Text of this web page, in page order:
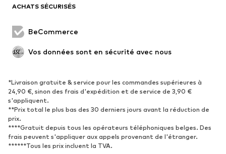
Occasions spéciales
Nouveautés
Tendance
Baskets
Escarpins et talons hauts
Bottes
Sandales
Chaussures basses
Chaussures de sport
ACHATS SÉCURISÉS
BeCommerce
Vos données sont en sécurité avec nous
*Livraison gratuite & service pour les commandes supérieures à
24,90 €, sinon des frais d'expédition et de service de 3,90 €
s'appliquent.
**Prix total le plus bas des 30 derniers jours avant la réduction de
prix.
****Gratuit depuis tous les opérateurs téléphoniques belges. Des
frais peuvent s'appliquer aux appels provenant de l'étranger.
******Tous les prix incluent la TVA.